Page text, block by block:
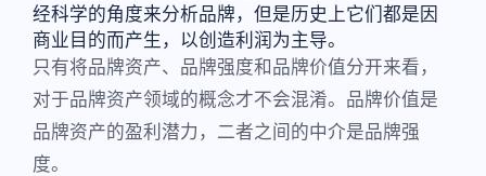
经科学的角度来分析品牌，但是历史上它们都是因
商业目的而产生，以创造利润为主导。
只有将品牌资产、品牌强度和品牌价值分开来看，
对于品牌资产领域的概念才不会混淆。品牌价值是
品牌资产的盈利潜力，二者之间的中介是品牌强
度。